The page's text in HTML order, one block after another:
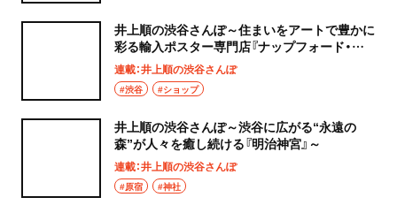
井上順の渋谷さんぽ～住まいをアートで豊かに
彩る輸入ポスター専門店『ナップフォード・ポ
スター・マーケット』～
連載：井上順の渋谷さんぽ
#渋谷 #ショップ
井上順の渋谷さんぽ～渋谷に広がる“永遠の
森”が人々を癒し続ける『明治神宮』～
連載：井上順の渋谷さんぽ
#原宿 #神社